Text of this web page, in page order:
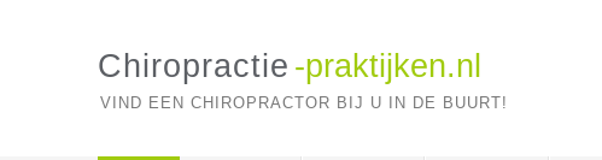
Chiropractie -praktijken.nl
VIND EEN CHIROPRACTOR BIJ U IN DE BUURT!